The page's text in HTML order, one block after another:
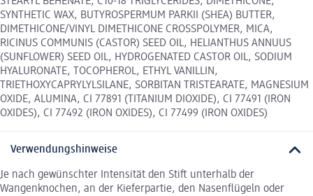
SYNTHETIC WAX, BUTYROSPERMUM PARKII (SHEA) BUTTER,
DIMETHICONE/VINYL DIMETHICONE CROSSPOLYMER, MICA,
RICINUS COMMUNIS (CASTOR) SEED OIL, HELIANTHUS ANNUUS
(SUNFLOWER) SEED OIL, HYDROGENATED CASTOR OIL, SODIUM
HYALURONATE, TOCOPHEROL, ETHYL VANILLIN,
TRIETHOXYCAPRYLYLSILANE, SORBITAN TRISTEARATE, MAGNESIUM
OXIDE, ALUMINA, CI 77891 (TITANIUM DIOXIDE), CI 77491 (IRON
OXIDES), CI 77492 (IRON OXIDES), CI 77499 (IRON OXIDES)
Verwendungshinweise
Je nach gewünschter Intensität den Stift unterhalb der
Wangenknochen, an der Kieferpartie, den Nasenflügeln oder